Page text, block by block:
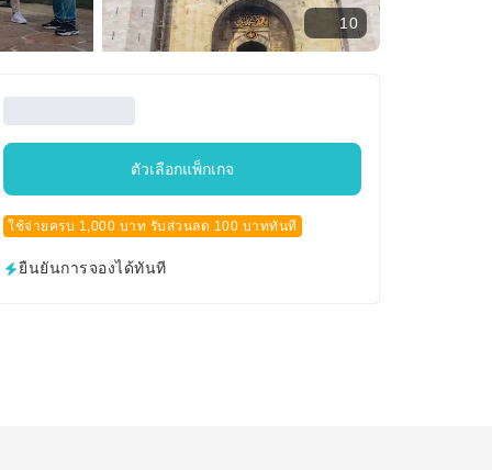
10
ตัวเลือกแพ็กเกจ
ใช้จ่ายครบ 1,000 บาท รับส่วนลด 100 บาททันที
ยืนยันการจองได้ทันที